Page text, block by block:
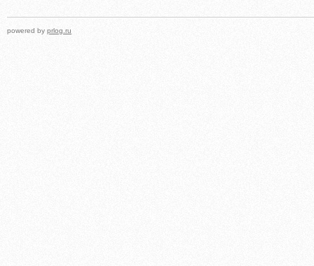
powered by prlog.ru